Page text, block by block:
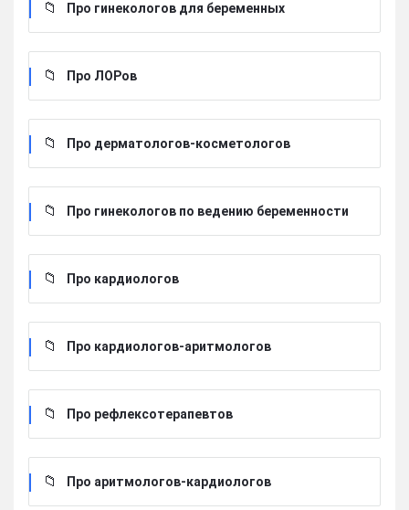
Про гинекологов для беременных
Про ЛОРов
Про дерматологов-косметологов
Про гинекологов по ведению беременности
Про кардиологов
Про кардиологов-аритмологов
Про рефлексотерапевтов
Про аритмологов-кардиологов